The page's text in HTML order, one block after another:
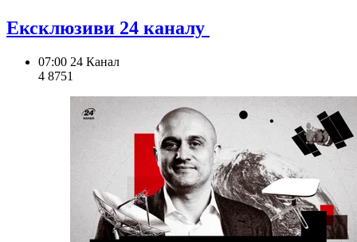
Ексклюзиви 24 каналу
07:00 24 Канал
4 8751